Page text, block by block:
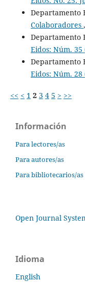
Departamento
Colaboradores ,
Departamento
Eidos: Núm.
Departamento
Eidos: Núm.
<< < 1 2 3 4 5 > >>
Información
Para lectores/as
Para autores/as
Para bibliotecarios/as
Open Journal
Idioma
English